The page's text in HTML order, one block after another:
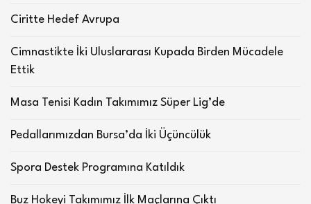
Ciritte Hedef Avrupa
Cimnastikte İki Uluslararası Kupada Birden Mücadele
Ettik
Masa Tenisi Kadın Takımımız Süper Lig’de
Pedallarımızdan Bursa’da İki Üçüncülük
Spora Destek Programına Katıldık
Buz Hokeyi Takımımız İlk Maçlarına Çıktı